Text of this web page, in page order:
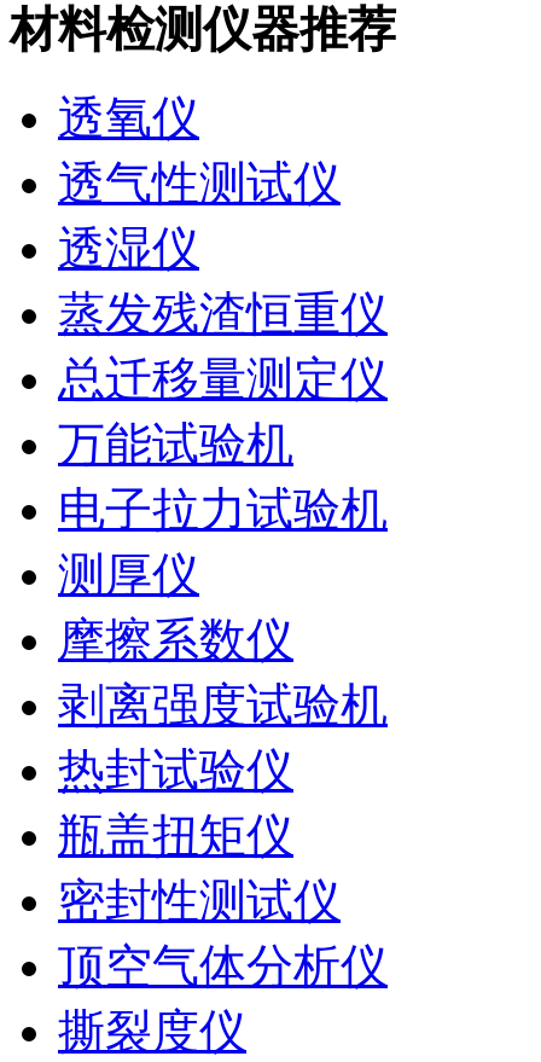
材料检测仪器推荐
透氧仪
透气性测试仪
透湿仪
蒸发残渣恒重仪
总迁移量测定仪
万能试验机
电子拉力试验机
测厚仪
摩擦系数仪
剥离强度试验机
热封试验仪
瓶盖扭矩仪
密封性测试仪
顶空气体分析仪
撕裂度仪